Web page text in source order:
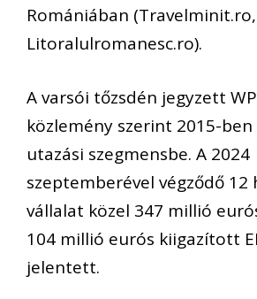
Romániában (Travelminit.ro,
Litoralulromanesc.ro).
A varsói tőzsdén jegyzett
közlemény szerint 2015-
utazási szegmensbe. A 2024
szeptemberével végződő 12
vállalat közel 347 millió
104 millió eurós kiigazított
jelentett.